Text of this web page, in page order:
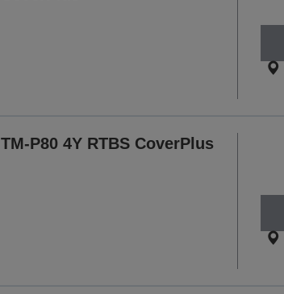
TM-P80 4Y RTBS CoverPlus